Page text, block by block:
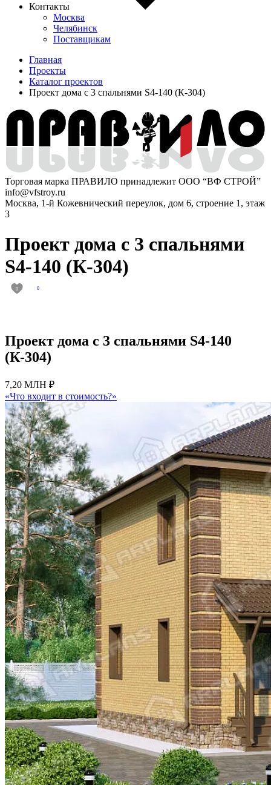
Контакты
Москва
Челябинск
Поставщикам
Главная
Проекты
Каталог проектов
Проект дома с 3 спальнями S4-140 (К-304)
Торговая марка ПРАВИЛО принадлежит ООО “ВФ СТРОЙ”
info@vfstroy.ru
Москва, 1-й Кожевнический переулок, дом 6, строение 1, этаж
3
Проект дома с 3 спальнями
S4-140 (К-304)
0 0
Проект дома с 3 спальнями S4-140
(К-304)
7,20 МЛН ₽
«Что входит в стоимость?»